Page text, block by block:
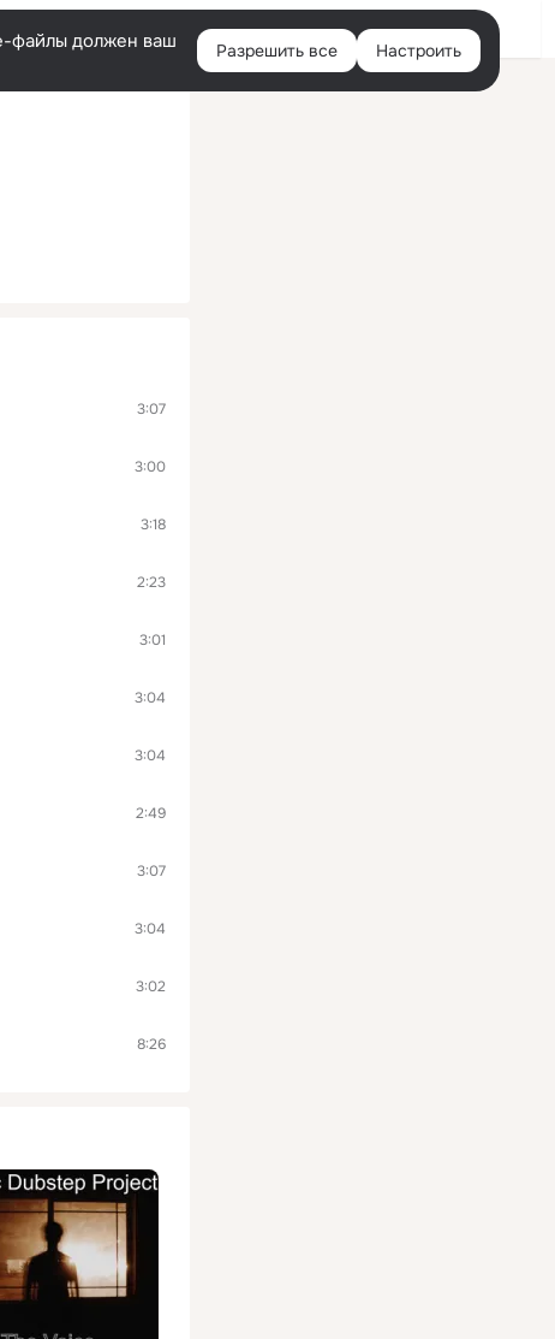
Войти
файлы должен ваш
Разрешить все Настроить
3:07
3:00
3:18
2:23
3:01
3:04
3:04
2:49
3:07
3:04
3:02
8:26